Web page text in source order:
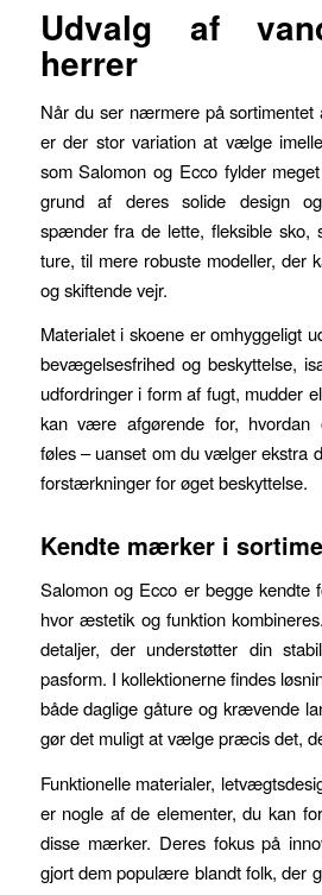
Udvalg af
herrer
Når du ser nærmere på sortimentet
er der stor variation at vælge
som Salomon og Ecco fylder
grund af deres solide design
spænder fra de lette, fleksible sko,
ture, til mere robuste modeller, der
og skiftende vejr.
Materialet i skoene er omhyggeligt
bevægelsesfrihed og beskyttelse,
udfordringer i form af fugt, mudder
kan være afgørende for, hvordan
føles – uanset om du vælger ekstra
forstærkninger for øget beskyttelse.
Kendte mærker i
Salomon og Ecco er begge kendte
hvor æstetik og funktion
detaljer, der understøtter din
pasform. I kollektionerne findes
både daglige gåture og krævende
gør det muligt at vælge præcis det,
Funktionelle materialer,
er nogle af de elementer, du kan
disse mærker. Deres fokus på
gjort dem populære blandt folk, der